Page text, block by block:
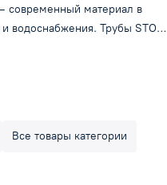
современный материал в
водоснабжения. Трубы STOUT
Барьерный слой
слой труб устойчив к
способствует отложению
Все товары категории